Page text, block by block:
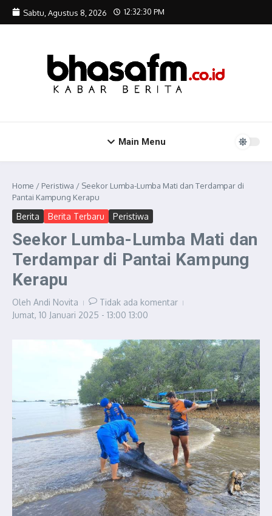
Lewati ke konten
Sabtu, Agustus 8, 2026 12:32:31 PM
Main Menu
Home / Peristiwa / Seekor Lumba-Lumba Mati dan Terdampar di
Pantai Kampung Kerapu
Berita Berita Terbaru Peristiwa
Seekor Lumba-Lumba Mati dan
Terdampar di Pantai Kampung
Kerapu
Oleh Andi Novita
Tidak ada komentar
Jumat, 10 Januari 2025 - 13:00 13:00